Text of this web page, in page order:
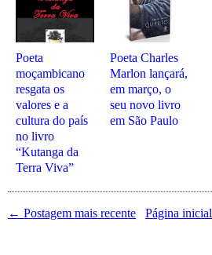
Poeta
moçambicano
resgata os
valores e a
cultura do país
no livro
“Kutanga da
Terra Viva”
Poeta Charles
Marlon lançará,
em março, o
seu novo livro
em São Paulo
← Postagem mais recente Página inicial